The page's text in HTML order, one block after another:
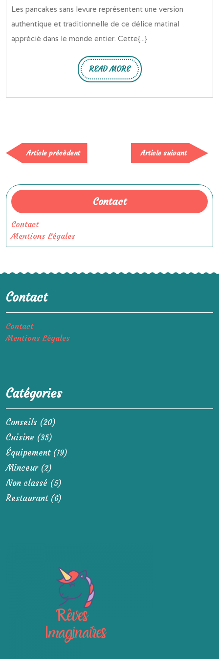
a
l’ancienne
sans
Les pancakes sans levure représentent une version
authentique et traditionnelle de ce délice matinal
apprécié dans le monde entier. Cette{...}
READ MORE
READ
MORE
Article précèdentArticle
précèdent
Article suivant
Article
Contact
Contact
Mentions Légales
Contact
Contact
Mentions Légales
Catégories
Conseils (20)
Cuisine (35)
Équipement(19)
Minceur(2)
Non classé (5)
Restaurant(6)